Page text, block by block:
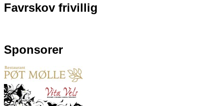
Favrskov frivillig
Sponsorer